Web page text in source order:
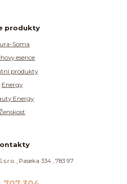
produkty
Soma
esence
produkty
Energy
Energy
s.r.o. , Paseka 334 , 783 97